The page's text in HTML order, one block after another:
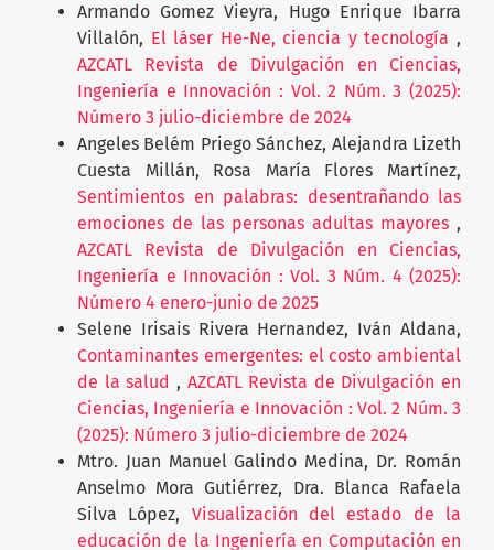
Armando Gomez Vieyra, Hugo Enrique Ibarra
Villalón, El láser He-Ne, ciencia y tecnología,
AZCATL Revista de Divulgación en Ciencias,
Ingeniería e Innovación : Vol. 2 Núm. 3 (2025):
Número 3 julio-diciembre de 2024
Angeles Belém Priego Sánchez, Alejandra Lizeth
Cuesta Millán, Rosa María Flores Martínez,
Sentimientos en palabras: desentrañando las
emociones de las personas adultas mayores ,
AZCATL Revista de Divulgación en Ciencias,
Ingeniería e Innovación : Vol. 3 Núm. 4 (2025):
Número 4 enero-junio de 2025
Selene Irisais Rivera Hernandez, Iván Aldana,
Contaminantes emergentes: el costo ambiental
de la salud , AZCATL Revista de Divulgación en
Ciencias, Ingeniería e Innovación : Vol. 2 Núm. 3
(2025): Número 3 julio-diciembre de 2024
Mtro. Juan Manuel Galindo Medina, Dr. Román
Anselmo Mora Gutiérrez, Dra. Blanca Rafaela
Silva López, Visualización del estado de la
educación de la Ingeniería en Computación en